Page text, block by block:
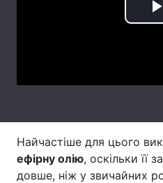
Найчастіше для цього
ефірну олію, оскільки її
довше, ніж у звичайних